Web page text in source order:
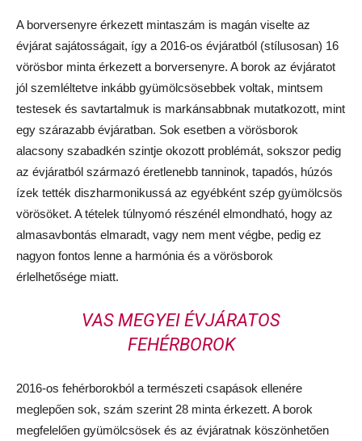
A borversenyre érkezett mintaszám is magán viselte az
évjárat sajátosságait, így a 2016-os évjáratból (stílusosan) 16
vörösbor minta érkezett a borversenyre. A borok az évjáratot
jól szemléltetve inkább gyümölcsösebbek voltak, mintsem
testesek és savtartalmuk is markánsabbnak mutatkozott, mint
egy szárazabb évjáratban. Sok esetben a vörösborok
alacsony szabadkén szintje okozott problémát, sokszor pedig
az évjáratból származó éretlenebb tanninok, tapadós, húzós
ízek tették diszharmonikussá az egyébként szép gyümölcsös
vörösöket. A tételek túlnyomó részénél elmondható, hogy az
almasavbontás elmaradt, vagy nem ment végbe, pedig ez
nagyon fontos lenne a harmónia és a vörösborok
érlelhetősége miatt.
VAS MEGYEI ÉVJÁRATOS
FEHÉRBOROK
2016-os fehérborokból a természeti csapások ellenére
meglepően sok, szám szerint 28 minta érkezett. A borok
megfelelően gyümölcsösek és az évjáratnak köszönhetően